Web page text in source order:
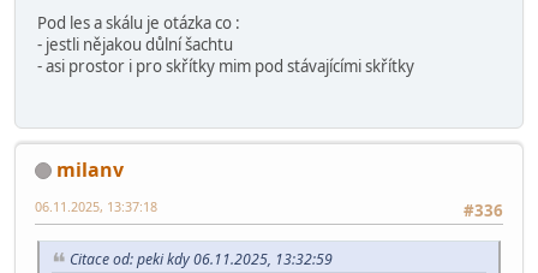
Pod les a skálu je otázka co :
- jestli nějakou důlní šachtu
- asi prostor i pro skřítky mim pod stávajícími skřítky
milanv
#336
06.11.2025, 13:37:18
Citace od: peki kdy 06.11.2025, 13:32:59